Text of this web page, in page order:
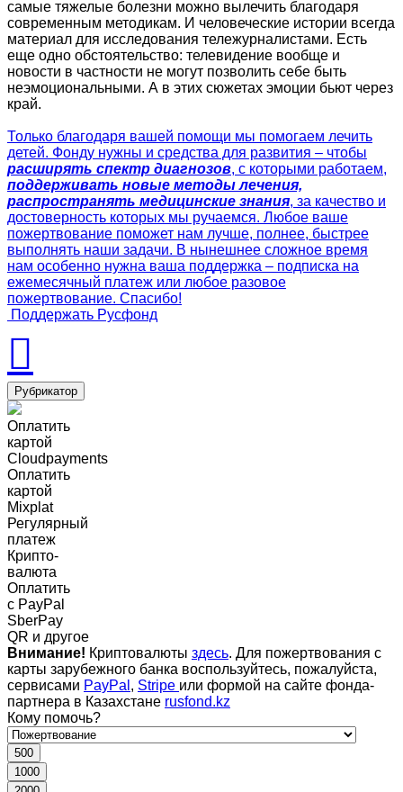
самые тяжелые болезни можно вылечить благодаря
современным методикам. И человеческие истории всегда
материал для исследования тележурналистами. Есть
еще одно обстоятельство: телевидение вообще и
новости в частности не могут позволить себе быть
неэмоциональными. А в этих сюжетах эмоции бьют через
край.
Только благодаря вашей помощи мы помогаем лечить
детей. Фонду нужны и средства для развития – чтобы
расширять спектр диагнозов, с которыми работаем,
поддерживать новые методы лечения,
распространять медицинские знания, за качество и
достоверность которых мы ручаемся. Любое ваше
пожертвование поможет нам лучше, полнее, быстрее
выполнять наши задачи. В нынешнее сложное время
нам особенно нужна ваша поддержка – подписка на
ежемесячный платеж или любое разовое
пожертвование. Спасибо!
Поддержать Русфонд
Рубрикатор
Оплатить
картой
Cloudpayments
Оплатить
картой
Mixplat
Регулярный
платеж
Крипто-
валюта
Оплатить
c PayPal
SberPay
QR и другое
Внимание! Криптовалюты здесь. Для пожертвования с
карты зарубежного банка воспользуйтесь, пожалуйста,
сервисами PayPal , Stripe или формой на сайте фонда-
партнера в Казахстане rusfond.kz
Кому помочь?
500
1000